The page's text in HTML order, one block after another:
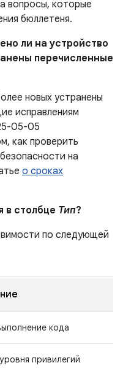
вопросы, которые
бюллетеня.
ли на устройство
перечисленные
новых устранены
исправлениям
05-05
как проверить
на
о сроках
в столбце Тип?
по следующей
кода
привилегий